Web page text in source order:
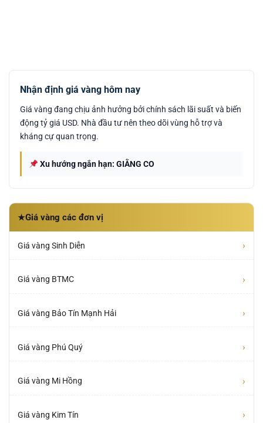
Nhận định giá vàng hôm nay
Giá vàng đang chịu ảnh hưởng bởi chính sách lãi suất và biến
động tỷ giá USD. Nhà đầu tư nên theo dõi vùng hỗ trợ và
kháng cự quan trọng.
Xu hướng ngắn hạn: GIẰNG CO
★Giá vàng các đơn vị
Giá vàng Sinh Diễn ›
Giá vàng BTMC ›
Giá vàng Bảo Tín Mạnh Hải ›
Giá vàng Phú Quý ›
Giá vàng Mi Hồng ›
Giá vàng Kim Tín ›